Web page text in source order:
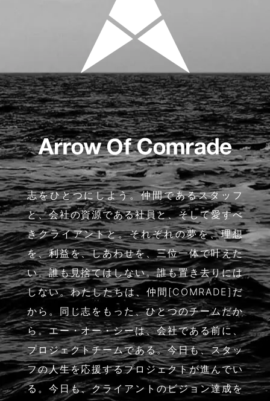
志をひとつにしよう。仲間であるスタッフ
と、会社の資源である社員と、そして愛すべ
きクライアントと。それぞれの夢を、理想
を、利益を、しあわせを、三位一体で叶えた
い。誰も見捨てはしない。誰も置き去りには
しない。わたしたちは、仲間[COMRADE]だ
から。同じ志をもった、ひとつのチームだか
ら。エー・オー・シーは、会社である前に、
プロジェクトチームである。今日も、スタッ
フの人生を応援するプロジェクトが進んでい
る。今日も、クライアントのビジョン達成を